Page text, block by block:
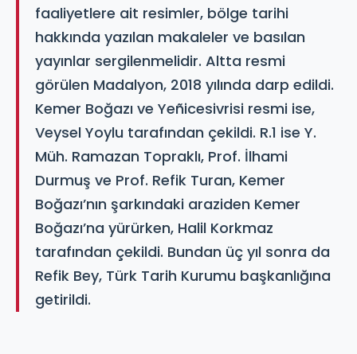
faaliyetlere ait resimler, bölge tarihi
hakkında yazılan makaleler ve basılan
yayınlar sergilenmelidir. Altta resmi
görülen Madalyon, 2018 yılında darp edildi.
Kemer Boğazı ve Yeñicesivrisi resmi ise,
Veysel Yoylu tarafından çekildi. R.1 ise Y.
Müh. Ramazan Topraklı, Prof. İlhami
Durmuş ve Prof. Refik Turan, Kemer
Boğazı’nın şarkındaki araziden Kemer
Boğazı’na yürürken, Halil Korkmaz
tarafından çekildi. Bundan üç yıl sonra da
Refik Bey, Türk Tarih Kurumu başkanlığına
getirildi.